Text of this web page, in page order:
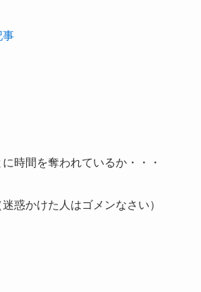
事
時間を奪われているか・・・
惑かけた人はゴメンなさい）